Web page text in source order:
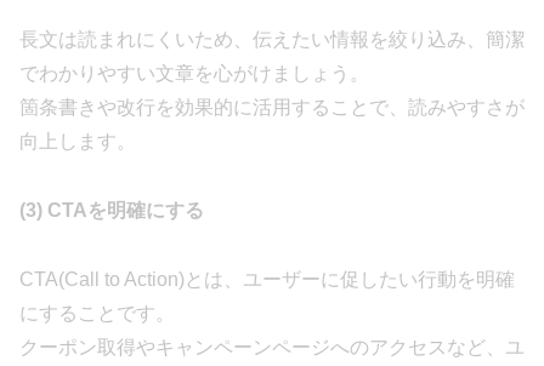
長文は読まれにくいため、伝えたい情報を絞り込み、簡潔
でわかりやすい文章を心がけましょう。
箇条書きや改行を効果的に活用することで、読みやすさが
向上します。
(3) CTAを明確にする
CTA(Call to Action)とは、ユーザーに促したい行動を明確
にすることです。
クーポン取得やキャンペーンページへのアクセスなど、ユ